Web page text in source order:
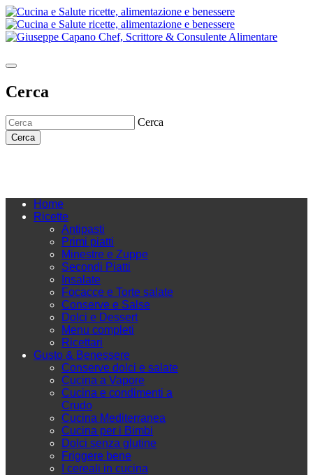
Cerca
Cerca
Cerca
Home
Ricette
Antipasti
Primi piatti
Minestre e Zuppe
Secondi Piatti
Insalate
Focacce e Torte salate
Conserve e Salse
Dolci e Dessert
Menu completi
Ricettari
Gusto & Benessere
Conserve dolci e salate
Cucina a Vapore
Cucina e condimenti a
Crudo
Cucina Mediterranea
Cucina per i Bimbi
Dolci senza glutine
Friggere bene
I cereali in cucina